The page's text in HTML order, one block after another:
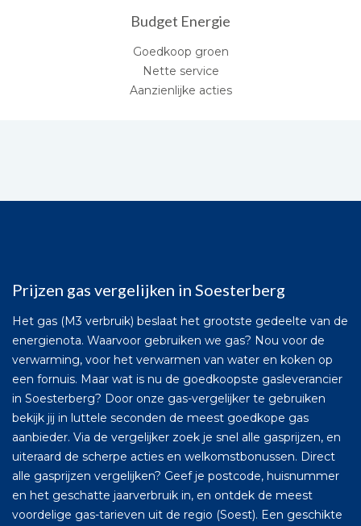
Budget Energie
Goedkoop groen
Nette service
Aanzienlijke acties
Prijzen gas vergelijken in Soesterberg
Het gas (M3 verbruik) beslaat het grootste gedeelte van de
energienota. Waarvoor gebruiken we gas? Nou voor de
verwarming, voor het verwarmen van water en koken op
een fornuis. Maar wat is nu de goedkoopste gasleverancier
in Soesterberg? Door onze gas-vergelijker te gebruiken
bekijk jij in luttele seconden de meest goedkope gas
aanbieder. Via de vergelijker zoek je snel alle gasprijzen, en
uiteraard de scherpe acties en welkomstbonussen. Direct
alle gasprijzen vergelijken? Geef je postcode, huisnummer
en het geschatte jaarverbruik in, en ontdek de meest
voordelige gas-tarieven uit de regio (Soest). Een geschikte